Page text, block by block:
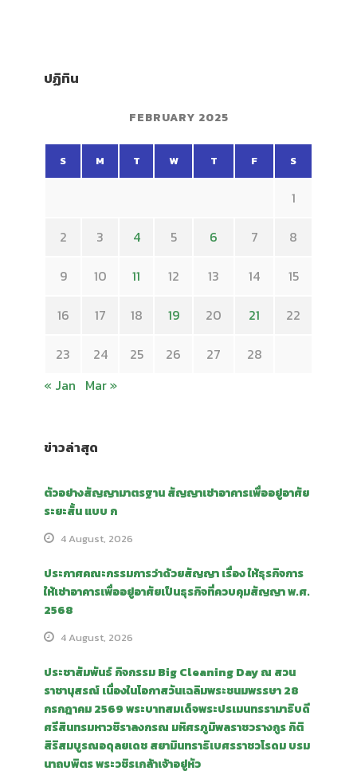
ปฏิทิน
FEBRUARY 2025
S M T W T F S
1
2 3 4 5 6 7 8
9 10 11 12 13 14 15
16 17 18 19 20 21 22
23 24 25 26 27
28
« Jan Mar »
ข่าวล่าสุด
ตัวอย่างสัญญามาตรฐาน สัญญาเช่าอาคารเพื่ออยู่อาศัย
ระยะสั้น แบบ ก
4 August, 2026
ประกาศคณะกรรมการว่าด้วยสัญญา เรื่อง ให้ธุรกิจการ
ให้เช่าอาคารเพื่ออยู่อาศัยเป็นธุรกิจที่ควบคุมสัญญา พ.ศ.
2568
4 August, 2026
ประชาสัมพันธ์ กิจกรรม Big Cleaning Day ณ สวน
ราชานุสรณ์ เนื่องในโอกาสวันเฉลิมพระชนมพรรษา 28
กรกฎาคม 2569 พระบาทสมเด็จพระปรเมนทรรามาธิบดี
ศรีสินทรมหาวชิราลงกรณ มหิศรภูมิพลราชวรางกูร กิติ
สิริสมบูรณอดุลยเดช สยามินทราธิเบศรราชวโรดม บรม
นาถบพิตร พระวชิรเกล้าเจ้าอยู่หัว